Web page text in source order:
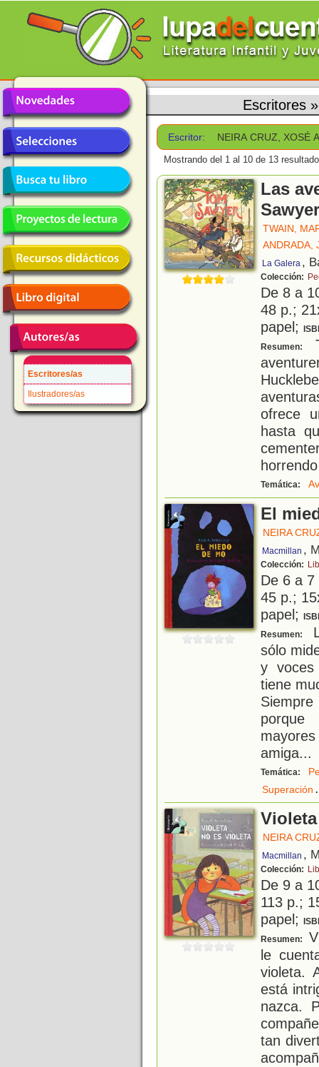
Escritores/as
Ilustradores/as
Escritores
Escritor: NEIRA CRUZ, XOSÉ
Mostrando del 1 al 10 de 13
Las
Sawyer
TWAIN,
ANDRADA,
La Galera ,
Colección:
De 8 a
48 p.;
papel;
Resumen:
ofrece
hasta
Temática:
El
NEIRA
Macmillan ,
Colección:
De 6 a
45 p.;
papel;
Resumen:
sólo
y
tiene
amiga...
Temática:
Superación .
NEIRA
Macmillan ,
Colección:
De 9 a
113 p.;
papel;
Resumen:
le
violeta.
está
nazca.
tan